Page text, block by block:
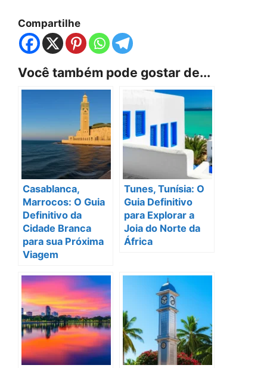
Compartilhe
Você também pode gostar de...
Casablanca,
Marrocos: O Guia
Definitivo da
Cidade Branca
para sua Próxima
Viagem
Tunes, Tunísia: O
Guia Definitivo
para Explorar a
Joia do Norte da
África